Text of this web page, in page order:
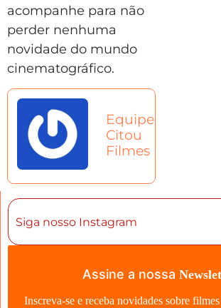
acompanhe para não
perder nenhuma
novidade do mundo
cinematográfico.
Equipe
Citou
Filmes
Assine a nossa
Inscreva-se e receba novidades sobre
Siga nosso Instagram